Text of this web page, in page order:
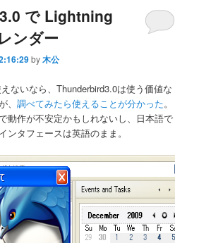
で Lightning
ンダー
by木公
ないなら、Thunderbird3.0は使う価値な
、調べてみたら使えることが分かった。
動作が不安定かもしれないし、日本語で
ンタフェースは英語のまま。